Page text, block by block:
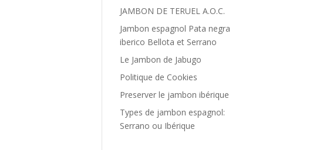
JAMBON DE TERUEL A.O.C.
Jambon espagnol Pata negra
iberico Bellota et Serrano
Le Jambon de Jabugo
Politique de Cookies
Preserver le jambon ibérique
Types de jambon espagnol:
Serrano ou Ibérique